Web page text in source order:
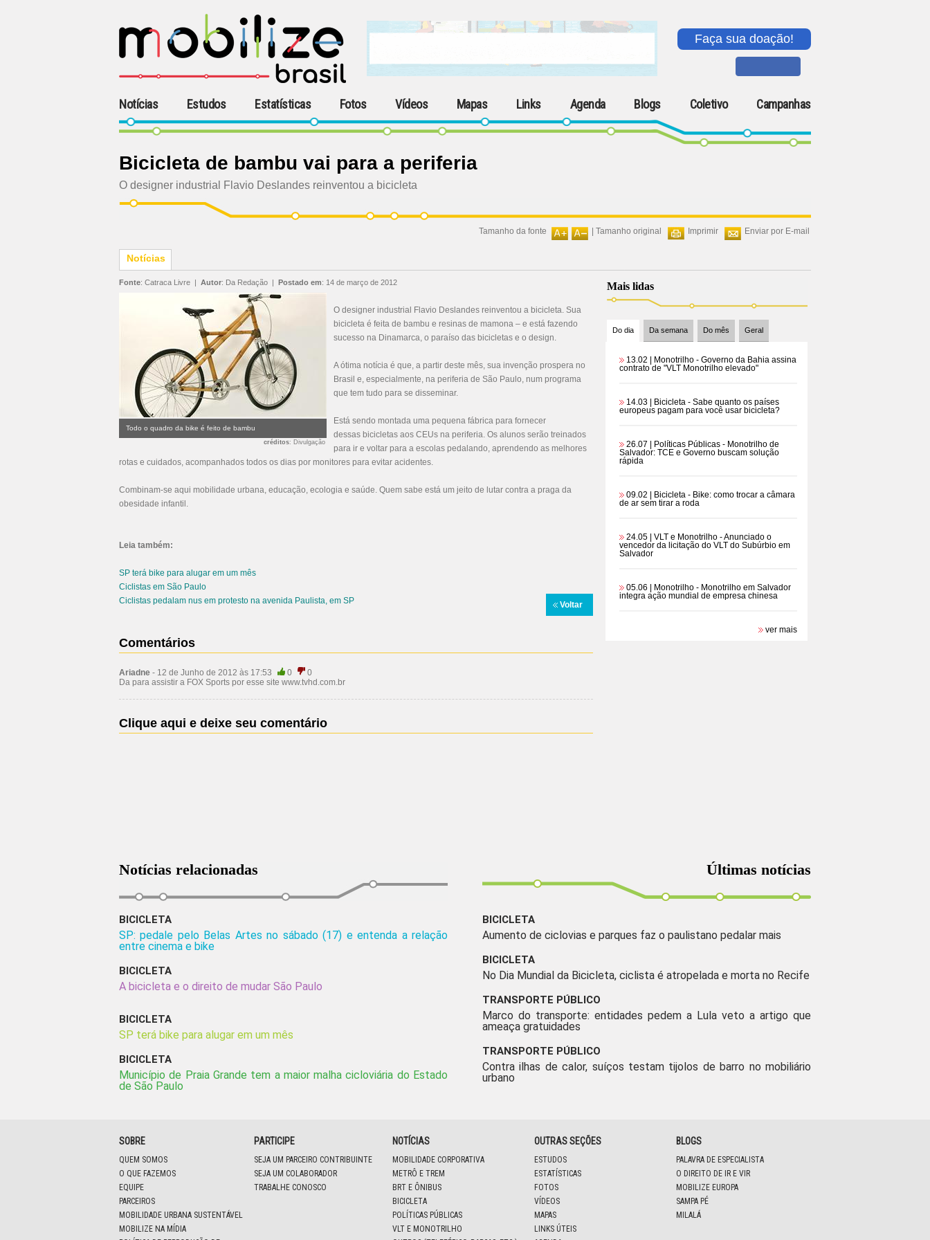
Faça sua doação!
Notícias Estudos Estatísticas Fotos Vídeos Mapas Links Agenda Blogs Coletivo Campanhas
Bicicleta de bambu vai para a periferia
O designer industrial Flavio Deslandes reinventou a bicicleta
Enviar por E-mail
Imprimir
Tamanho da fonte Tamanho original
Notícias
Fonte: Catraca Livre | Autor: Da Redação | Postado em: 14 de março de 2012
Todo o quadro da bike é feito de bambu
créditos: Divulgação
O designer industrial Flavio Deslandes reinventou a bicicleta. Sua
bicicleta é feita de bambu e resinas de mamona – e está fazendo
sucesso na Dinamarca, o paraíso das bicicletas e o design.
A ótima notícia é que, a partir deste mês, sua invenção prospera no
Brasil e, especialmente, na periferia de São Paulo, num programa
que tem tudo para se disseminar.
Está sendo montada uma pequena fábrica para fornecer
dessas bicicletas aos CEUs na periferia. Os alunos serão treinados
para ir e voltar para a escolas pedalando, aprendendo as melhores
rotas e cuidados, acompanhados todos os dias por monitores para evitar acidentes.
Combinam-se aqui mobilidade urbana, educação, ecologia e saúde. Quem sabe está um jeito de lutar contra a praga da
obesidade infantil.
Leia também:
SP terá bike para alugar em um mês
Ciclistas em São Paulo
Ciclistas pedalam nus em protesto na avenida Paulista, em SP
Voltar
Comentários
Ariadne - 12 de Junho de 2012 às 17:53 0
0
Da para assistir a FOX Sports por esse site www.tvhd.com.br
Clique aqui e deixe seu comentário
Mais lidas
Do dia Da semana Do mês Geral
13.02 | Monotrilho - Governo da Bahia assina
contrato de "VLT Monotrilho elevado"
14.03 | Bicicleta - Sabe quanto os países
europeus pagam para você usar bicicleta?
26.07 | Políticas Públicas - Monotrilho de
Salvador: TCE e Governo buscam solução
rápida
09.02 | Bicicleta - Bike: como trocar a câmara
de ar sem tirar a roda
24.05 | VLT e Monotrilho - Anunciado o
vencedor da licitação do VLT do Subúrbio em
Salvador
05.06 | Monotrilho - Monotrilho em Salvador
integra ação mundial de empresa chinesa
ver mais
Notícias relacionadas
BICICLETA
SP: pedale pelo Belas Artes no sábado (17) e entenda a relação
entre cinema e bike
BICICLETA
A bicicleta e o direito de mudar São Paulo
BICICLETA
SP terá bike para alugar em um mês
BICICLETA
Município de Praia Grande tem a maior malha cicloviária do Estado
de São Paulo
Últimas notícias
BICICLETA
Aumento de ciclovias e parques faz o paulistano pedalar mais
BICICLETA
No Dia Mundial da Bicicleta, ciclista é atropelada e morta no Recife
TRANSPORTE PÚBLICO
Marco do transporte: entidades pedem a Lula veto a artigo que
ameaça gratuidades
TRANSPORTE PÚBLICO
Contra ilhas de calor, suíços testam tijolos de barro no mobiliário
urbano
SOBRE
QUEM SOMOS
O QUE FAZEMOS
EQUIPE
PARCEIROS
MOBILIDADE URBANA SUSTENTÁVEL
MOBILIZE NA MÍDIA
PARTICIPE
SEJA UM PARCEIRO CONTRIBUINTE
SEJA UM COLABORADOR
TRABALHE CONOSCO
NOTÍCIAS
MOBILIDADE CORPORATIVA
METRÔ E TREM
BRT E ÔNIBUS
BICICLETA
POLÍTICAS PÚBLICAS
VLT E MONOTRILHO
OUTRAS SEÇÕES
ESTUDOS
ESTATÍSTICAS
FOTOS
VÍDEOS
MAPAS
LINKS ÚTEIS
BLOGS
PALAVRA DE ESPECIALISTA
O DIREITO DE IR E VIR
MOBILIZE EUROPA
SAMPA PÉ
MILALÁ